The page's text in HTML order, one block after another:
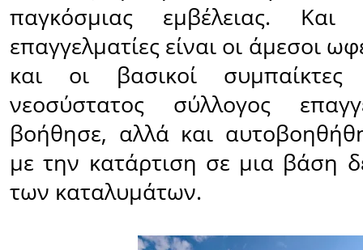
παγκόσμιας εμβέλειας.
επαγγελματίες είναι οι άμεσοι
και οι βασικοί
νεοσύστατος σύλλογος
βοήθησε, αλλά και
με την κατάρτιση σε μια βάση
των καταλυμάτων.